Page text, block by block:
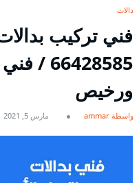
بدالات
فني تركيب
ورخيص
بواسطة ammar مارس 5, 2021